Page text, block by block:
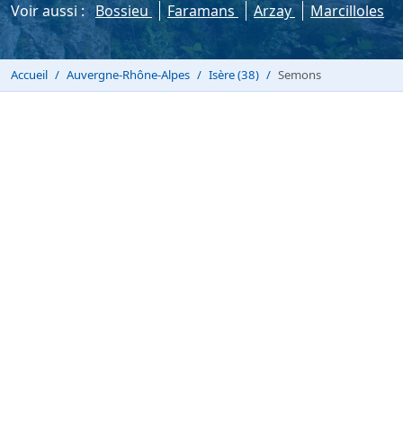
Voir aussi :Bossieu Faramans Arzay Marcilloles
Accueil Auvergne-Rhône-Alpes Isère (38) Semons